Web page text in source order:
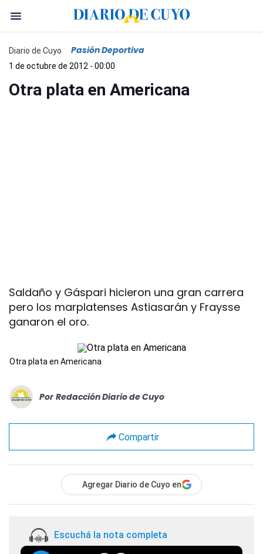
Diario de Cuyo Pasión Deportiva
1 de octubre de 2012 - 00:00
Otra plata en Americana
Saldaño y Gáspari hicieron una gran carrera
pero los marplatenses Astiasarán y Fraysse
ganaron el oro.
Otra plata en Americana
Por Redacción Diario de Cuyo
Compartir
Agregar Diario de Cuyo en
Escuchá la nota completa